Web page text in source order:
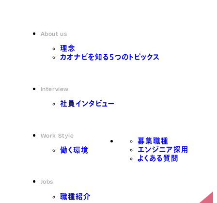
About us
理念
カオナビを知る5つのトピックス
Interview
社員インタビュー
Work Style
働く環境
Jobs
職種紹介
募集職種
エンジニア採用
よくある質問